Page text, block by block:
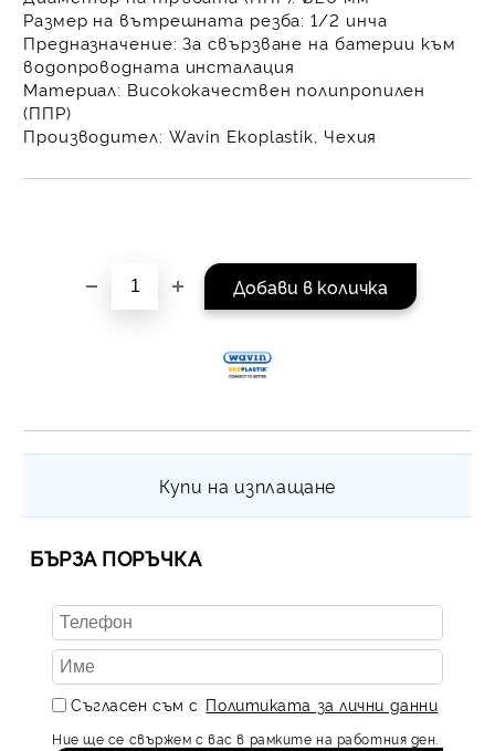
Размер на вътрешната резба: 1/2 инча
Предназначение: За свързване на батерии към
водопроводната инсталация
Материал: Висококачествен полипропилен
(ППР)
Производител: Wavin Ekoplastik, Чехия
Купи на изплащане
равни месечни вноски
За покупки на
/ €1022.61
БЪРЗА ПОРЪЧКА
Съгласен съм с Политиката за лични данни
Ние ще се свържем с вас в рамките на работния ден.